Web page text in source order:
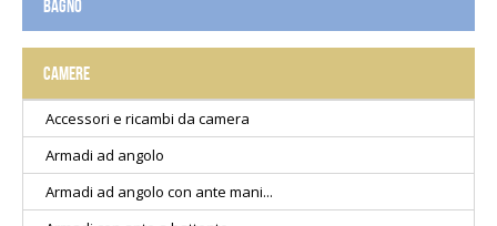
BAGNO
CAMERE
Accessori e ricambi da camera
Armadi ad angolo
Armadi ad angolo con ante mani...